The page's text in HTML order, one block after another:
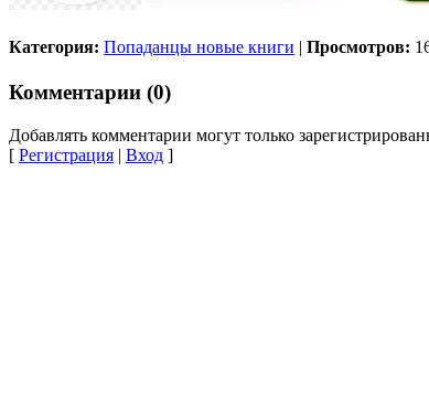
Категория: Попаданцы новые книги | Просмотров:
Комментарии (0)
Добавлять комментарии могут только
[ Регистрация | Вход ]